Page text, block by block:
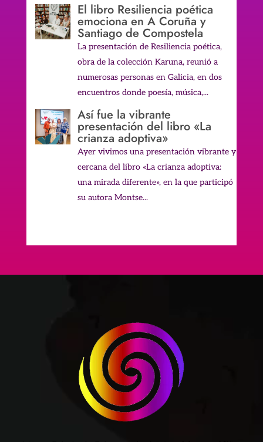
El libro Resiliencia poética
emociona en A Coruña y
Santiago de Compostela
La presentación de Resiliencia poética,
obra de la colección Karuna, reunió a
numerosas personas en Galicia, en dos
encuentros donde poesía, música,...
Así fue la vibrante
presentación del libro «La
crianza adoptiva»
Ayer vivimos una presentación vibrante y
cercana del libro «La crianza adoptiva:
una mirada diferente», en la que participó
su autora Montse...